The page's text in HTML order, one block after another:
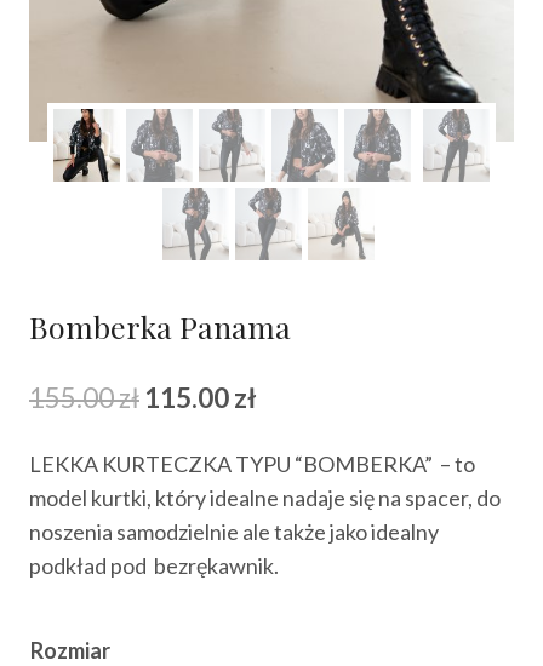
Bomberka Panama
155.00zł Pierwotna
wynosiła:
155.00 zł.
115.00zł
wynosi:
115.00 zł.
LEKKA KURTECZKA TYPU “BOMBERKA” – to
model kurtki, który idealne nadaje się na spacer, do
noszenia samodzielnie ale także jako idealny
podkład pod bezrękawnik.
Rozmiar